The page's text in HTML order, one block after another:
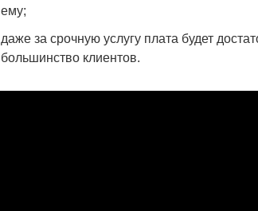
ему;
даже за срочную услугу плата будет
большинство клиентов.